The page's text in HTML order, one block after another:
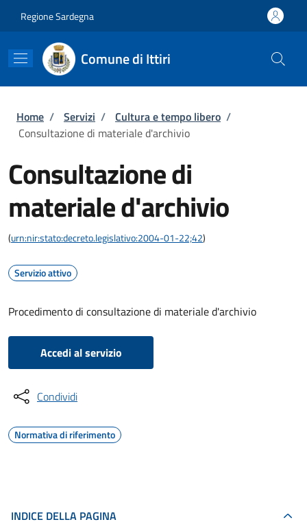
Regione Sardegna
Comune di Ittiri
Briciole di pane
Home / Servizi / Cultura e tempo libero /
Consultazione di materiale d'archivio
Consultazione di
materiale d'archivio
(urn:nir:stato:decreto.legislativo:2004-01-22;42)
Servizio attivo
Procedimento di consultazione di materiale d'archivio
Accedi al servizio
Condividi
Normativa di riferimento
INDICE DELLA PAGINA